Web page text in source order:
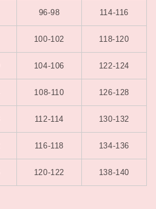
96-98 114-116
100-102 118-120
104-106 122-124
108-110 126-128
112-114 130-132
116-118 134-136
120-122 138-140